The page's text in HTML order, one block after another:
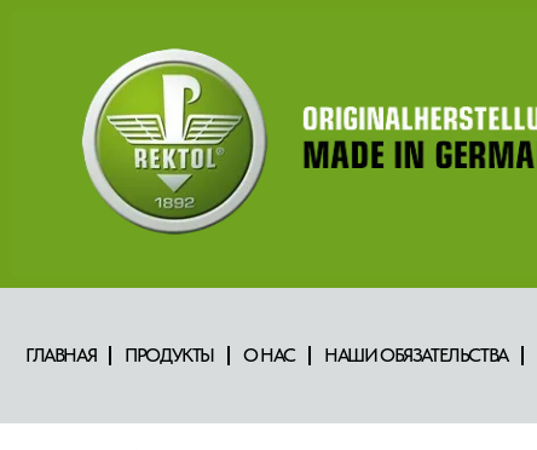
ГЛАВНАЯ ПРОДУКТЫ О НАС НАШИ ОБЯЗАТЕЛЬСТВА